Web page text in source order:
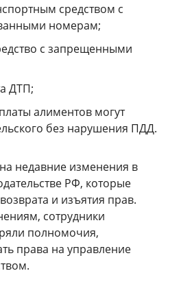
средством с
номерам;
с запрещенными
ДТП;
алиментов могут
без нарушения ПДД.
недавние изменения в
РФ, которые
и изъятия прав.
сотрудники
полномочия,
права на управление